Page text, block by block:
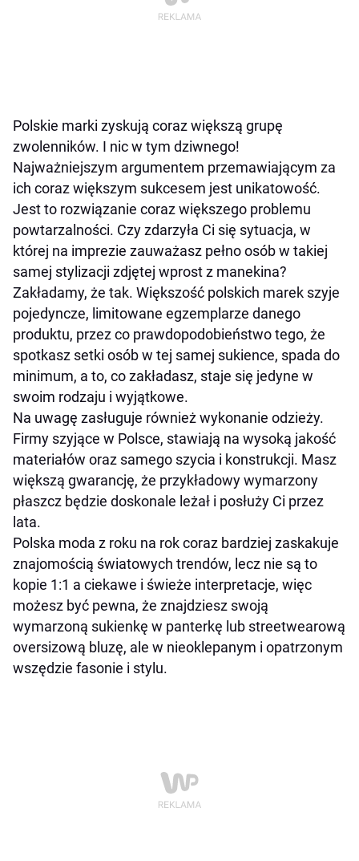
Polskie marki zyskują coraz większą grupę
zwolenników. I nic w tym dziwnego!
Najważniejszym argumentem przemawiającym za
ich coraz większym sukcesem jest unikatowość.
Jest to rozwiązanie coraz większego problemu
powtarzalności. Czy zdarzyła Ci się sytuacja, w
której na imprezie zauważasz pełno osób w takiej
samej stylizacji zdjętej wprost z manekina?
Zakładamy, że tak. Większość polskich marek szyje
pojedyncze, limitowane egzemplarze danego
produktu, przez co prawdopodobieństwo tego, że
spotkasz setki osób w tej samej sukience, spada do
minimum, a to, co zakładasz, staje się jedyne w
swoim rodzaju i wyjątkowe.
Na uwagę zasługuje również wykonanie odzieży.
Firmy szyjące w Polsce, stawiają na wysoką jakość
materiałów oraz samego szycia i konstrukcji. Masz
większą gwarancję, że przykładowy wymarzony
płaszcz będzie doskonale leżał i posłuży Ci przez
lata.
Polska moda z roku na rok coraz bardziej zaskakuje
znajomością światowych trendów, lecz nie są to
kopie 1:1 a ciekawe i świeże interpretacje, więc
możesz być pewna, że znajdziesz swoją
wymarzoną sukienkę w panterkę lub streetwearową
oversizową bluzę, ale w nieoklepanym i opatrzonym
wszędzie fasonie i stylu.